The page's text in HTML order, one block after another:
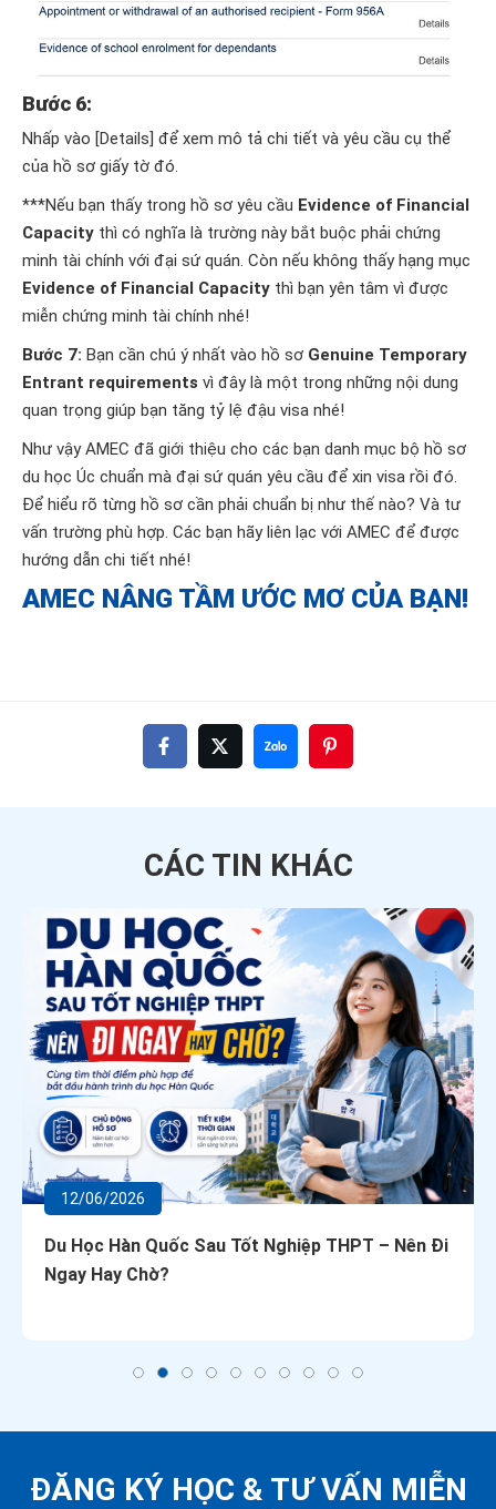
Bước 6:
Nhấp vào [Details] để xem mô tả chi tiết và yêu cầu cụ thể
của hồ sơ giấy tờ đó.
***Nếu bạn thấy trong hồ sơ yêu cầu Evidence of Financial
Capacity thì có nghĩa là trường này bắt buộc phải chứng
minh tài chính với đại sứ quán. Còn nếu không thấy hạng mục
Evidence of Financial Capacity thì bạn yên tâm vì được
miễn chứng minh tài chính nhé!
Bước 7: Bạn cần chú ý nhất vào hồ sơ Genuine Temporary
Entrant requirements vì đây là một trong những nội dung
quan trọng giúp bạn tăng tỷ lệ đậu visa nhé!
Như vậy AMEC đã giới thiệu cho các bạn danh mục bộ hồ sơ
du học Úc chuẩn mà đại sứ quán yêu cầu để xin visa rồi đó.
Để hiểu rõ từng hồ sơ cần phải chuẩn bị như thế nào? Và tư
vấn trường phù hợp. Các bạn hãy liên lạc với AMEC để được
hướng dẫn chi tiết nhé!
AMEC NÂNG TẦM ƯỚC MƠ CỦA BẠN!
CÁC TIN KHÁC
12/06/2026
Du Học Hàn Quốc Sau Tốt Nghiệp THPT – Nên Đi
Ngay Hay Chờ?
ĐĂNG KÝ HỌC & TƯ VẤN MIỄN